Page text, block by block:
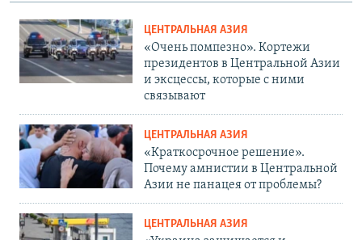
ЦЕНТРАЛЬНАЯ АЗИЯ
«Очень помпезно». Кортежи
президентов в Центральной Азии
и эксцессы, которые с ними
связывают
ЦЕНТРАЛЬНАЯ АЗИЯ
«Краткосрочное решение».
Почему амнистии в Центральной
Азии не панацея от проблемы?
ЦЕНТРАЛЬНАЯ АЗИЯ